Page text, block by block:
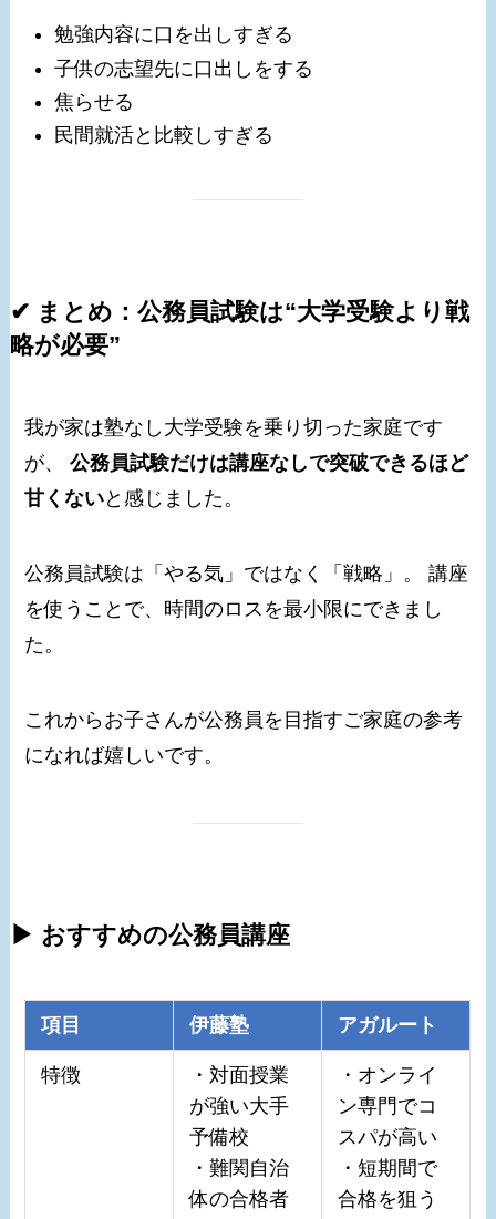
勉強内容に口を出しすぎる
子供の志望先に口出しをする
焦らせる
民間就活と比較しすぎる
✔ まとめ：公務員試験は“大学受験より戦
略が必要”
我が家は塾なし大学受験を乗り切った家庭です
が、公務員試験だけは講座なしで突破できるほど
甘くないと感じました。
公務員試験は「やる気」ではなく「戦略」。 講座
を使うことで、時間のロスを最小限にできまし
た。
これからお子さんが公務員を目指すご家庭の参考
になれば嬉しいです。
▶ おすすめの公務員講座
項目 伊藤塾 アガルート
特徴
・対面授業
が強い大手
予備校
・難関自治
体の合格者
・オンライ
ン専門でコ
スパが高い
・短期間で
合格を狙う